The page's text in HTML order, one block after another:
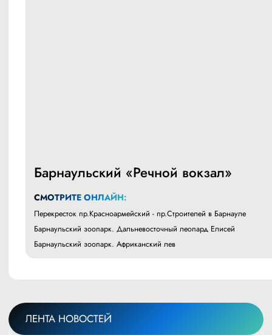
Барнаульский «Речной вокзал»
СМОТРИТЕ ОНЛАЙН:
Перекресток пр.Красноармейский - пр.Строителей в Барнауле
Барнаульский зоопарк. Дальневосточный леопард Елисей
Барнаульский зоопарк. Африканский лев
ЛЕНТА НОВОСТЕЙ